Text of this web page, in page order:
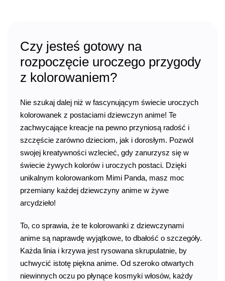
Czy jesteś gotowy na
rozpoczęcie uroczego przygody
z kolorowaniem?
Nie szukaj dalej niż w fascynującym świecie uroczych
kolorowanek z postaciami dziewczyn anime! Te
zachwycające kreacje na pewno przyniosą radość i
szczęście zarówno dzieciom, jak i dorosłym. Pozwól
swojej kreatywności wzlecieć, gdy zanurzysz się w
świecie żywych kolorów i uroczych postaci. Dzięki
unikalnym kolorowankom Mimi Panda, masz moc
przemiany każdej dziewczyny anime w żywe
arcydzieło!
To, co sprawia, że te kolorowanki z dziewczynami
anime są naprawdę wyjątkowe, to dbałość o szczegóły.
Każda linia i krzywa jest rysowana skrupulatnie, by
uchwycić istotę piękna anime. Od szeroko otwartych
niewinnych oczu po płynące kosmyki włosów, każdy